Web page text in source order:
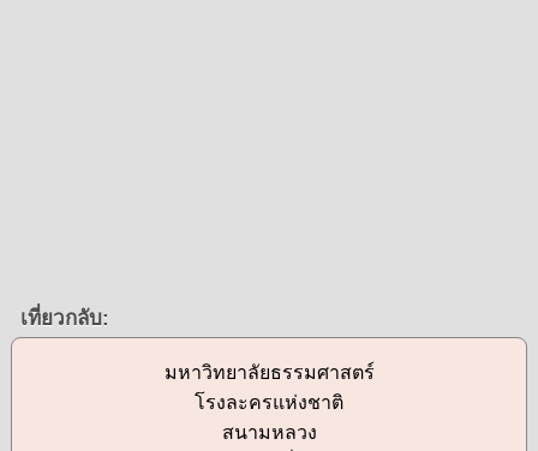
เที่ยวกลับ:
มหาวิทยาลัยธรรมศาสตร์
โรงละครแห่งชาติ
สนามหลวง